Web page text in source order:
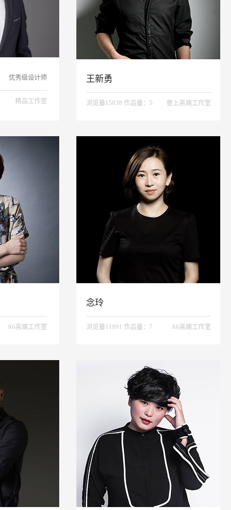
优秀级设计师
精品工作室
王新勇
壹上高端工作室
浏览量15838 作品量：5
A6高端工作室
念玲
A6高端工作室
浏览量11891 作品量：7